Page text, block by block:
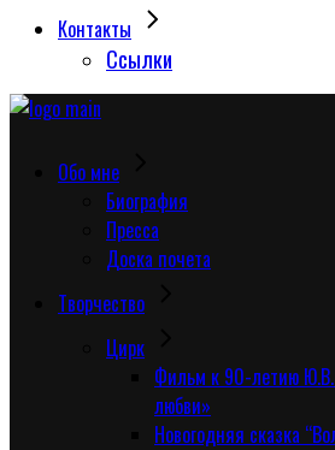
Контакты
Сcылки
Обо мне
Биография
Пресса
Доска почета
Творчество
Цирк
Фильм к 90-летию
любви»
Новогодняя сказка